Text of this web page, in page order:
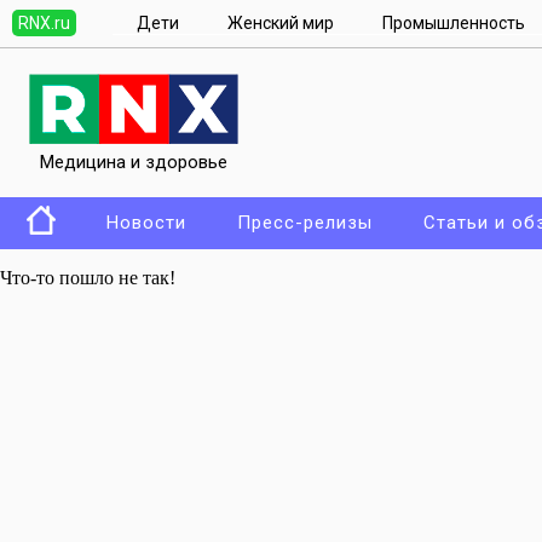
RNX.ru Дети Женский мир Промышленность
Медицина и здоровье
Новости Пресс-релизы Статьи и
Что-то пошло не так!